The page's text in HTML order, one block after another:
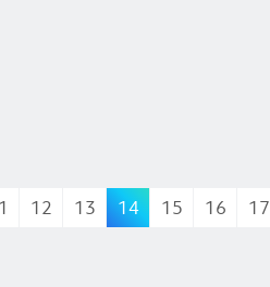
12 13 14 15 16 17